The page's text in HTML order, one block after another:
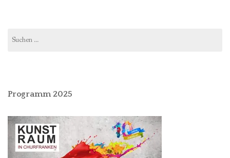
nach:
Programm 2025